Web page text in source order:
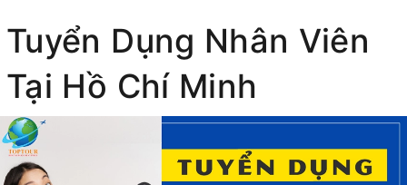
Tuyển Dụng Nhân Viên
Tại Hồ Chí Minh